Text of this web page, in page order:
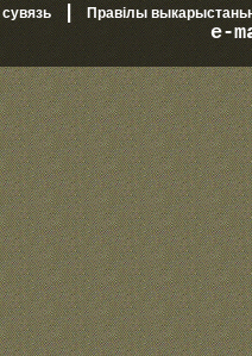
| Правілы
e-